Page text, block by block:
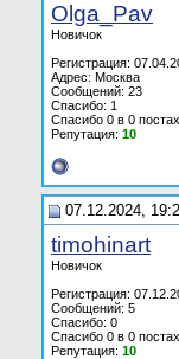
Olga_Pav
Новичок
Регистрация:
Адрес: Москва
Сообщений: 23
Спасибо: 1
Спасибо 0 в 0 постах
Репутация: 10
07.12.2024,
timohinart
Новичок
Регистрация:
Сообщений: 5
Спасибо: 0
Спасибо 0 в 0 постах
Репутация: 10